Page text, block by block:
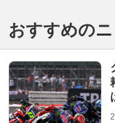
おすすめの